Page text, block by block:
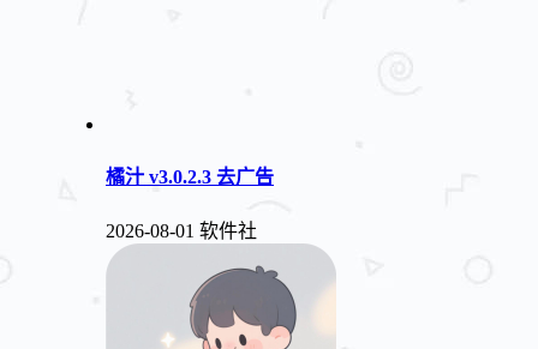
橘汁 v3.0.2.3 去广告
2026-08-01 软件社